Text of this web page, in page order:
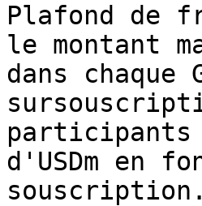
Plafond de
le montant
dans chaque
participants
d'USDm en